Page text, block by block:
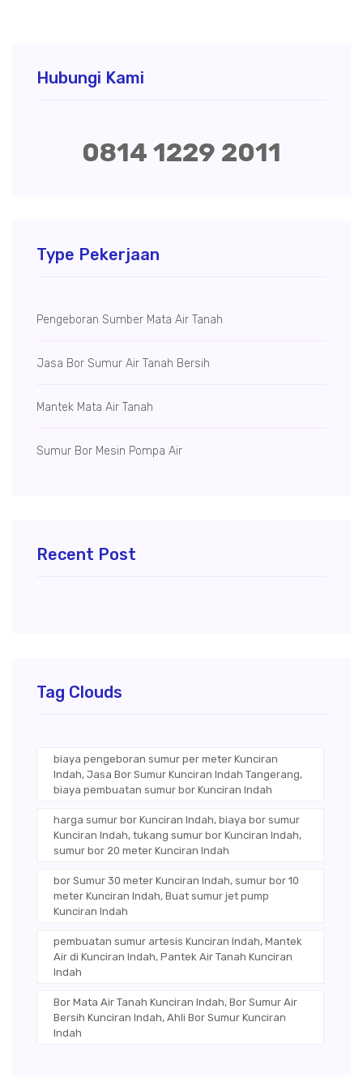
Hubungi Kami
0814 1229 2011
Type Pekerjaan
Pengeboran Sumber Mata Air Tanah
Jasa Bor Sumur Air Tanah Bersih
Mantek Mata Air Tanah
Sumur Bor Mesin Pompa Air
Recent Post
Tag Clouds
biaya pengeboran sumur per meter Kunciran
Indah, Jasa Bor Sumur Kunciran Indah Tangerang,
biaya pembuatan sumur bor Kunciran Indah
harga sumur bor Kunciran Indah, biaya bor sumur
Kunciran Indah, tukang sumur bor Kunciran Indah,
sumur bor 20 meter Kunciran Indah
bor Sumur 30 meter Kunciran Indah, sumur bor 10
meter Kunciran Indah, Buat sumur jet pump
Kunciran Indah
pembuatan sumur artesis Kunciran Indah, Mantek
Air di Kunciran Indah, Pantek Air Tanah Kunciran
Indah
Bor Mata Air Tanah Kunciran Indah, Bor Sumur Air
Bersih Kunciran Indah, Ahli Bor Sumur Kunciran
Indah